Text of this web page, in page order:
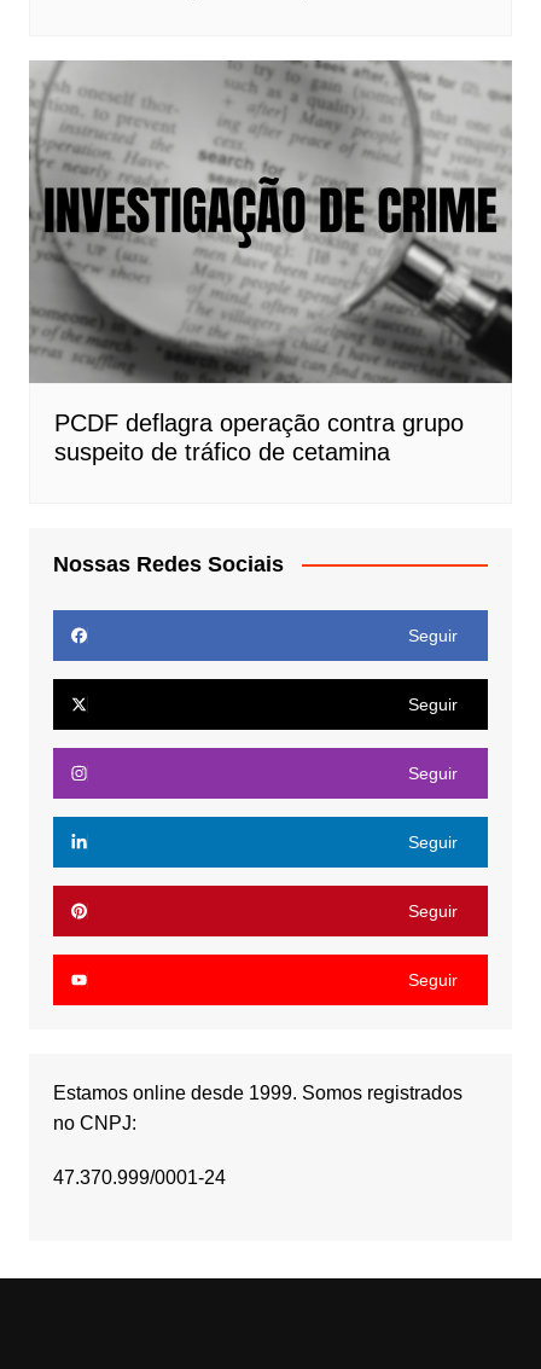
PCDF deflagra operação contra grupo
suspeito de tráfico de cetamina
Nossas Redes Sociais
Seguir
Seguir
Seguir
Seguir
Seguir
Seguir
Estamos online desde 1999. Somos registrados
no CNPJ:
47.370.999/0001-24